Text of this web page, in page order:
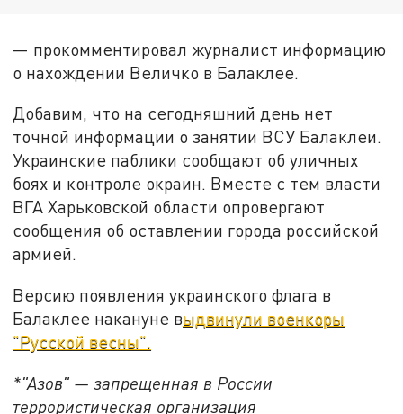
— прокомментировал журналист информацию
о нахождении Величко в Балаклее.
Добавим, что на сегодняшний день нет
точной информации о занятии ВСУ Балаклеи.
Украинские паблики сообщают об уличных
боях и контроле окраин. Вместе с тем власти
ВГА Харьковской области опровергают
сообщения об оставлении города российской
армией.
Версию появления украинского флага в
Балаклее накануне выдвинули военкоры
"Русской весны".
*"Азов" — запрещенная в России
террористическая организация